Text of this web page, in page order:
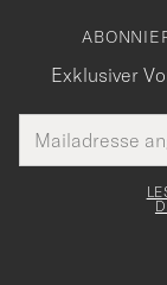
Exklusiver
Mail
Adresse
Tack
för